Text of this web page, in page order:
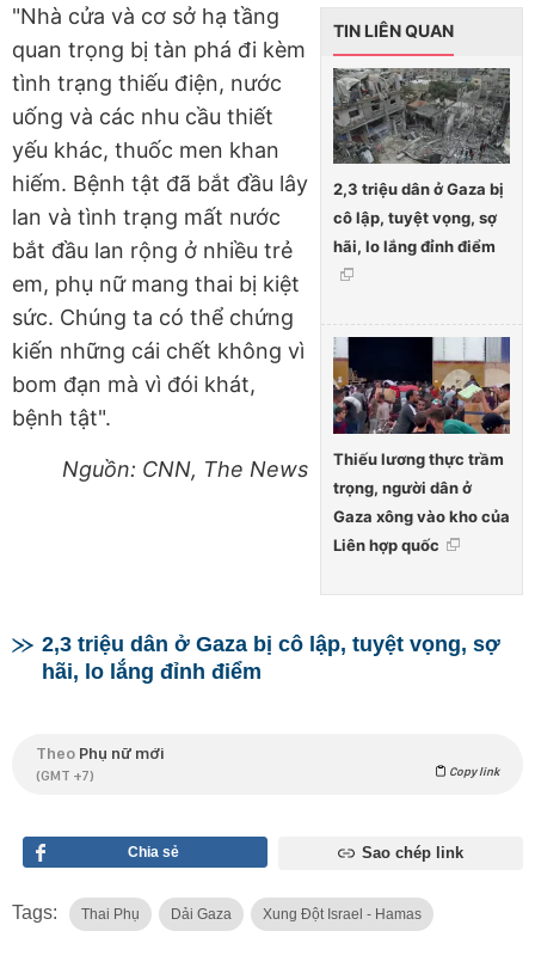
TIN LIÊN QUAN
2,3 triệu dân ở Gaza bị
cô lập, tuyệt vọng, sợ
hãi, lo lắng đỉnh điểm
Thiếu lương thực trầm
trọng, người dân ở
Gaza xông vào kho của
Liên hợp quốc
"Nhà cửa và cơ sở hạ tầng
quan trọng bị tàn phá đi kèm
tình trạng thiếu điện, nước
uống và các nhu cầu thiết
yếu khác, thuốc men khan
hiếm. Bệnh tật đã bắt đầu lây
lan và tình trạng mất nước
bắt đầu lan rộng ở nhiều trẻ
em, phụ nữ mang thai bị kiệt
sức. Chúng ta có thể chứng
kiến những cái chết không vì
bom đạn mà vì đói khát,
bệnh tật".
Nguồn: CNN, The News
2,3 triệu dân ở Gaza bị cô lập, tuyệt vọng, sợ
hãi, lo lắng đỉnh điểm
Theo Phụ nữ mới
(GMT +7) Copy link
Chia sẻ Sao chép link
Tags: Thai Phụ Dải Gaza Xung Đột Israel - Hamas